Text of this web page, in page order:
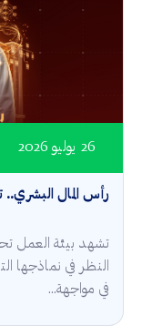
رأس المال
26 يوليو 2026
تشهد بيئة العمل
النظر في نماذجها
في مواجهة...